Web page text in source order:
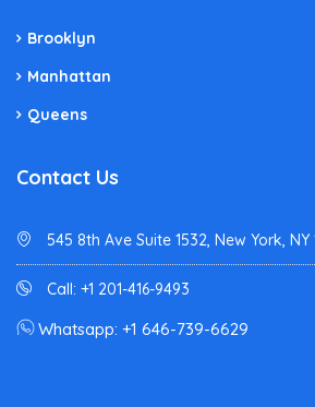
Brooklyn
Manhattan
Queens
Contact Us
545 8th Ave Suite 1532, New York, NY
Call: +1 201-416-9493
Whatsapp: +1 646-739-6629